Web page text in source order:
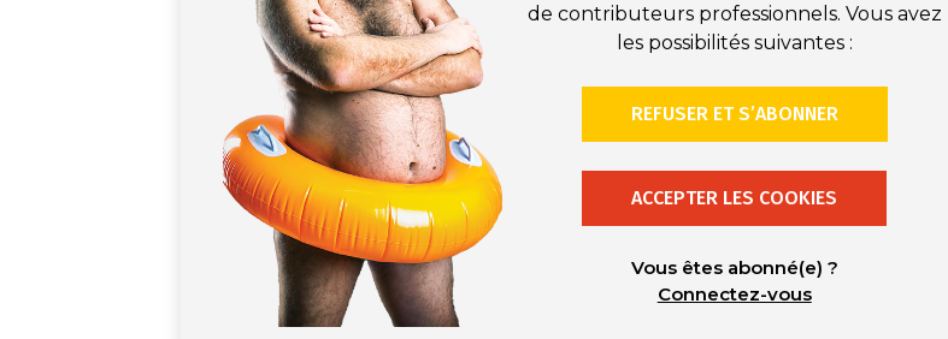
de contributeurs professionnels. Vous avez
les possibilités suivantes :
REFUSER ET S’ABONNER
ACCEPTER LES COOKIES
Vous êtes abonné(e) ?
Connectez-vous